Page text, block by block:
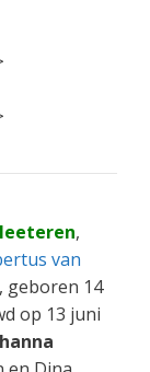
,
van
geboren 14
op 13 juni